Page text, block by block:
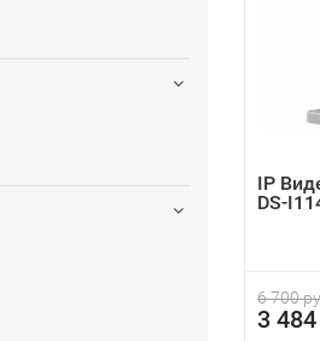
IP
DS-
6 700
3